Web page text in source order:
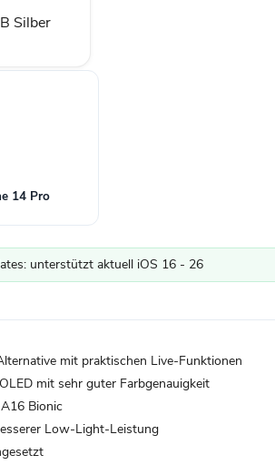
Silber
14 Pro
unterstützt aktuell iOS 16 - 26
mit praktischen Live-Funktionen
mit sehr guter Farbgenauigkeit
Bionic
Low-Light-Leistung